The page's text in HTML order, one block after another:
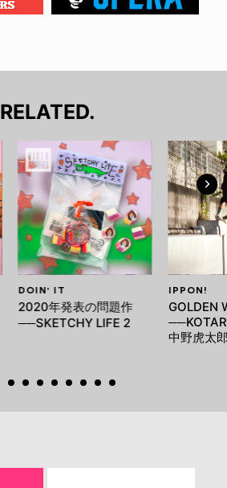
RELATED.
DOIN' IT
2020年発表の問題作
──SKETCHY LIFE 2
IPPON!
GOLDEN
中野虎太